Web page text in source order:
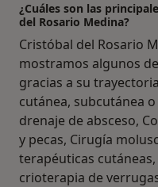
¿Cuáles son las
del Rosario Medina?
Cristóbal del Rosario
mostramos algunos
gracias a su
cutánea, subcutánea
drenaje de absceso,
y pecas, Cirugía
terapéuticas
crioterapia de